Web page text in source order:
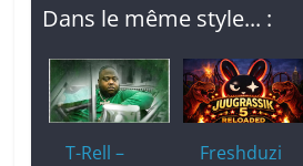
Dans le même style... :
T-Rell –
Freshduzi